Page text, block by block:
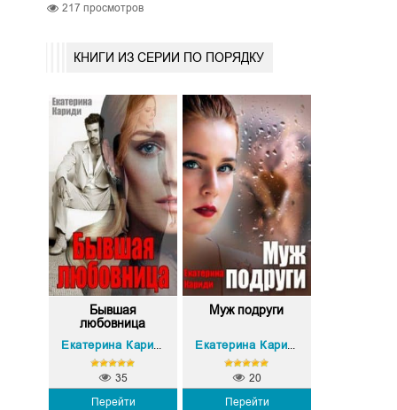
217 просмотров
КНИГИ ИЗ СЕРИИ ПО ПОРЯДКУ
Бывшая
любовница
Екатерина Кариди
Перейти
35
Муж подруги
Екатерина Кариди
Перейти
20